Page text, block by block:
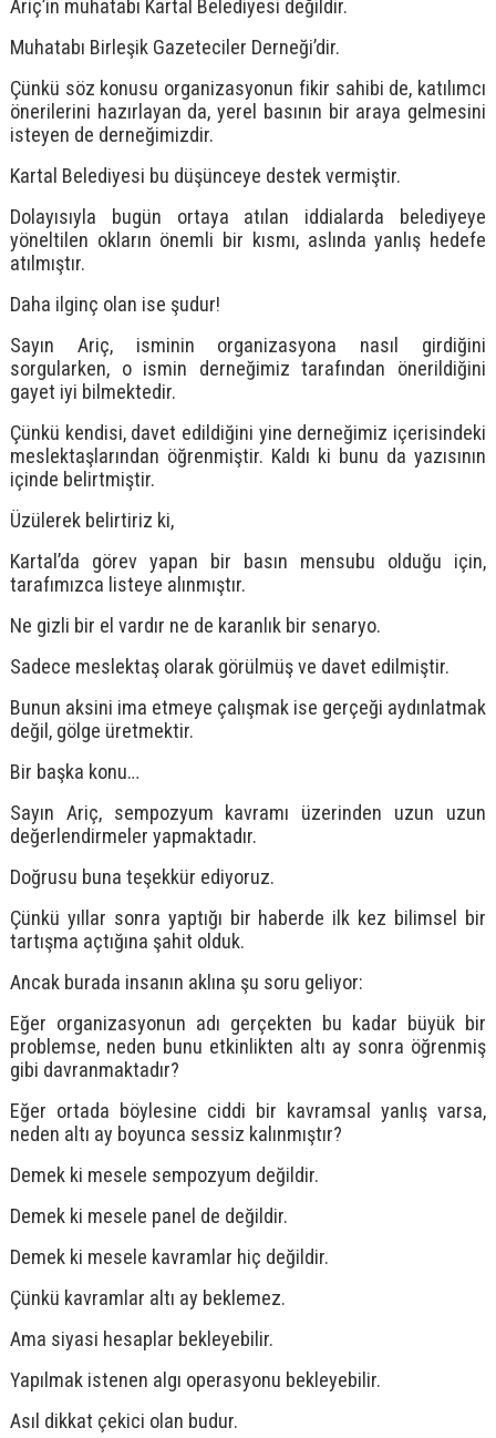
Ariç’in muhatabı Kartal Belediyesi değildir.
Muhatabı Birleşik Gazeteciler Derneği’dir.
Çünkü söz konusu organizasyonun fikir sahibi de, katılımcı
önerilerini hazırlayan da, yerel basının bir araya gelmesini
isteyen de derneğimizdir.
Kartal Belediyesi bu düşünceye destek vermiştir.
Dolayısıyla bugün ortaya atılan iddialarda belediyeye
yöneltilen okların önemli bir kısmı, aslında yanlış hedefe
atılmıştır.
Daha ilginç olan ise şudur!
Sayın Ariç, isminin organizasyona nasıl girdiğini
sorgularken, o ismin derneğimiz tarafından önerildiğini
gayet iyi bilmektedir.
Çünkü kendisi, davet edildiğini yine derneğimiz içerisindeki
meslektaşlarından öğrenmiştir. Kaldı ki bunu da yazısının
içinde belirtmiştir.
Üzülerek belirtiriz ki,
Kartal’da görev yapan bir basın mensubu olduğu için,
tarafımızca listeye alınmıştır.
Ne gizli bir el vardır ne de karanlık bir senaryo.
Sadece meslektaş olarak görülmüş ve davet edilmiştir.
Bunun aksini ima etmeye çalışmak ise gerçeği aydınlatmak
değil, gölge üretmektir.
Bir başka konu…
Sayın Ariç, sempozyum kavramı üzerinden uzun uzun
değerlendirmeler yapmaktadır.
Doğrusu buna teşekkür ediyoruz.
Çünkü yıllar sonra yaptığı bir haberde ilk kez bilimsel bir
tartışma açtığına şahit olduk.
Ancak burada insanın aklına şu soru geliyor:
Eğer organizasyonun adı gerçekten bu kadar büyük bir
problemse, neden bunu etkinlikten altı ay sonra öğrenmiş
gibi davranmaktadır?
Eğer ortada böylesine ciddi bir kavramsal yanlış varsa,
neden altı ay boyunca sessiz kalınmıştır?
Demek ki mesele sempozyum değildir.
Demek ki mesele panel de değildir.
Demek ki mesele kavramlar hiç değildir.
Çünkü kavramlar altı ay beklemez.
Ama siyasi hesaplar bekleyebilir.
Yapılmak istenen algı operasyonu bekleyebilir.
Asıl dikkat çekici olan budur.